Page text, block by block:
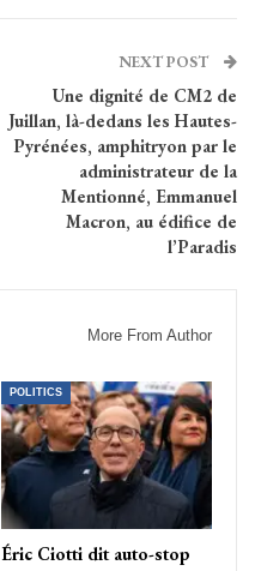
NEXT POST
Une dignité de CM2 de
Juillan, là-dedans les Hautes-
Pyrénées, amphitryon par le
administrateur de la
Mentionné, Emmanuel
Macron, au édifice de
l’Paradis
More From Author
POLITICS
Éric Ciotti dit auto-stop